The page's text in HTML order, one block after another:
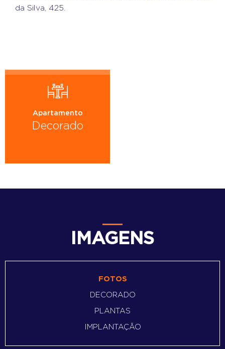
da Silva, 425.
Apartamento
Decorado
IMAGENS
FOTOS
DECORADO
PLANTAS
IMPLANTAÇÃO